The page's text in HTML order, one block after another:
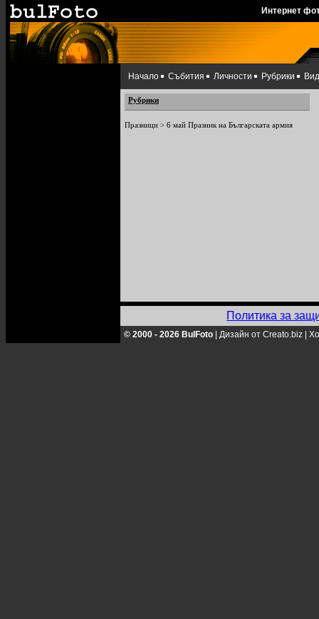
Интернет
Начало Събития Личности Рубрики
Рубрики
Празници > 6 май Празник на Българската армия
Политика за
© 2000 - 2026 BulFoto Дизайн от Creato.biz